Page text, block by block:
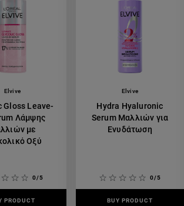
Elvive
Gloss Leave-
Λάμψης
με
Οξύ
0/5
PRODUCT
Elvive
Hydra Hyaluronic
Serum Μαλλιών για
Ενυδάτωση
0/5
BUY PRODUCT